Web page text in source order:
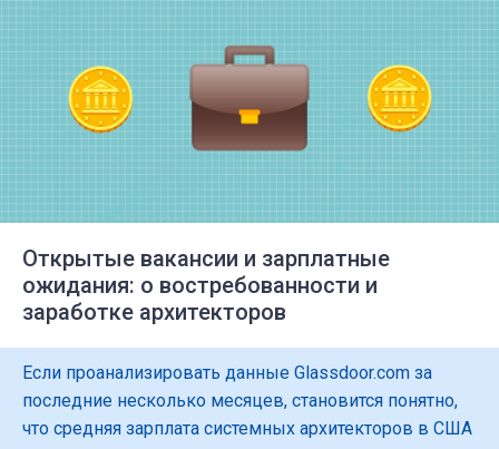
Открытые вакансии и зарплатные
ожидания: о востребованности и
заработке архитекторов
Если проанализировать данные Glassdoor.com за
последние несколько месяцев, становится понятно,
что средняя зарплата системных архитекторов в США